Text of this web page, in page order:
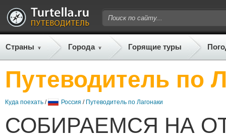
Страны Города Горящие туры
Путеводитель по
Куда поехать / Россия / Путеводитель по Лагонаки
СОБИРАЕМСЯ НА